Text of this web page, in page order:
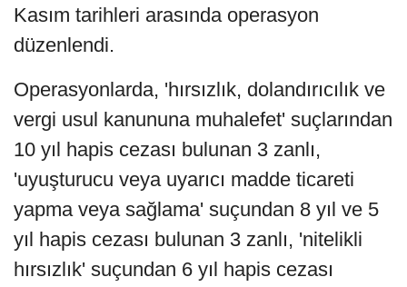
Kasım tarihleri arasında operasyon
düzenlendi.
Operasyonlarda, 'hırsızlık, dolandırıcılık ve
vergi usul kanununa muhalefet' suçlarından
10 yıl hapis cezası bulunan 3 zanlı,
'uyuşturucu veya uyarıcı madde ticareti
yapma veya sağlama' suçundan 8 yıl ve 5
yıl hapis cezası bulunan 3 zanlı, 'nitelikli
hırsızlık' suçundan 6 yıl hapis cezası